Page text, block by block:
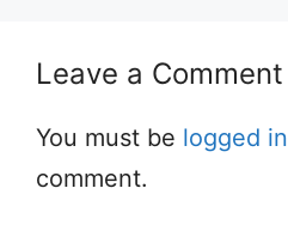
Leave a Comment
You must be logged in
comment.